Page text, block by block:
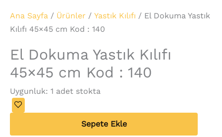
Ana Sayfa / Ürünler / Yastık Kılıfı / El Dokuma Yastık
Kılıfı 45×45 cm Kod : 140
El Dokuma Yastık Kılıfı
45×45 cm Kod : 140
Uygunluk: 1 adet stokta
Sepete Ekle